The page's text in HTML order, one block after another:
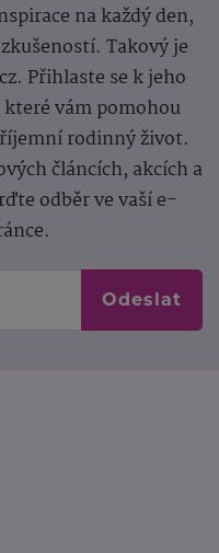
na každý den,
Takový je
Přihlaste se k jeho
vám pomohou
rodinný život.
článcích, akcích a
odběr ve vaší e-
Odeslat